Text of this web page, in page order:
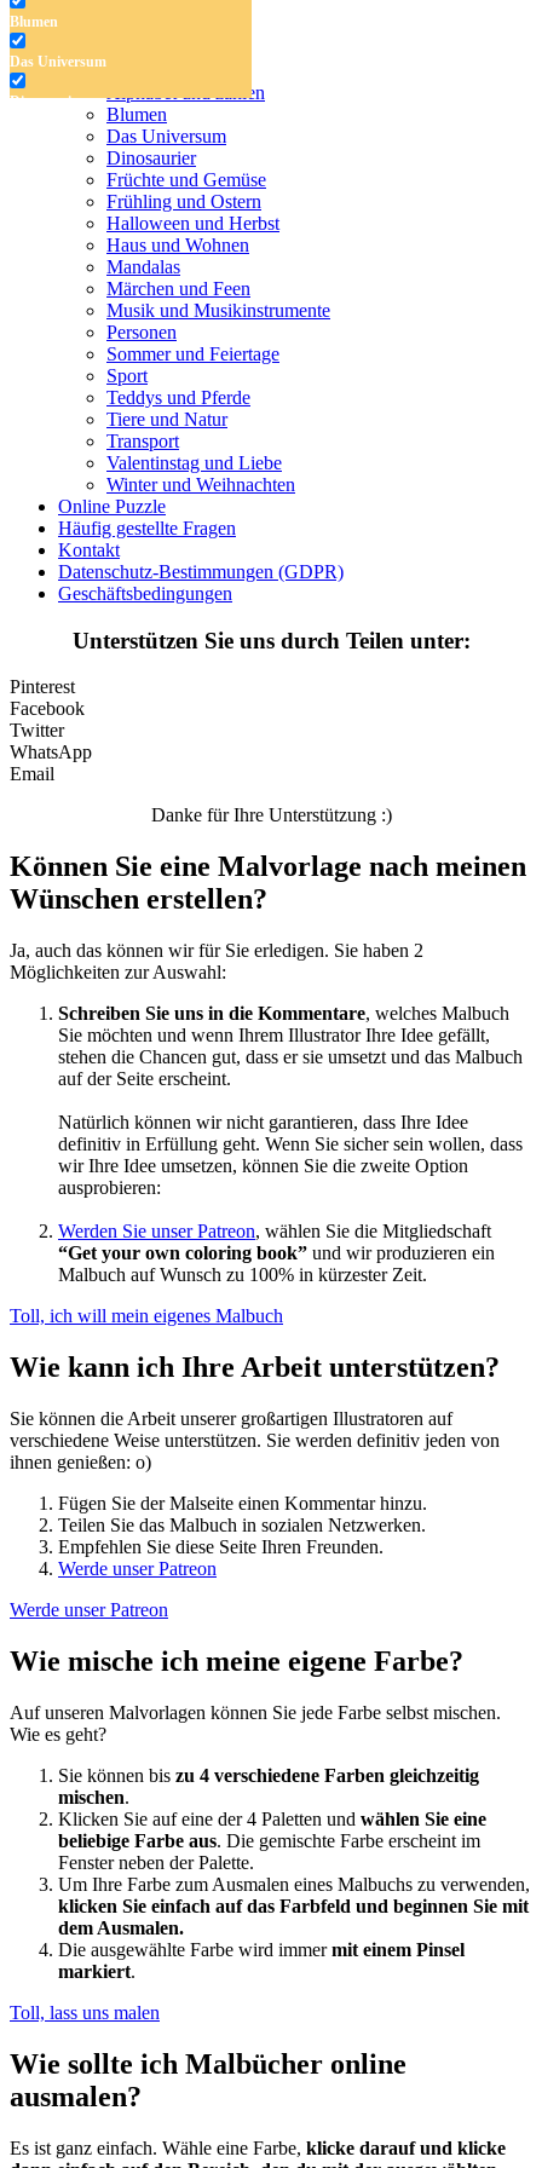
Blumen
Das Universum
Dinosaurier
Früchte und Gemüse
Frühling und Ostern
Halloween und Herbst
Haus und Wohnen
Märchen und Feen
Musik und Musikinstrumente
Sommer und Feiertage
Sport
Teddys und Pferde
Tiere und Natur
Winter und Weihnachten
Nezaradené
Unkategorisiert
Malvorlagen für Kinder
Alphabet und zahlen
Blumen
Das Universum
Dinosaurier
Früchte und Gemüse
Frühling und Ostern
Halloween und Herbst
Haus und Wohnen
Mandalas
Märchen und Feen
Musik und Musikinstrumente
Personen
Sommer und Feiertage
Sport
Teddys und Pferde
Tiere und Natur
Transport
Valentinstag und Liebe
Winter und Weihnachten
Online Puzzle
Häufig gestellte Fragen
Kontakt
Datenschutz-Bestimmungen (GDPR)
Geschäftsbedingungen
Unterstützen Sie uns durch Teilen unter:
Pinterest
Facebook
Twitter
WhatsApp
Email
Danke für Ihre Unterstützung :)
Können Sie eine Malvorlage nach meinen
Wünschen erstellen?
Ja, auch das können wir für Sie erledigen. Sie haben 2
Möglichkeiten zur Auswahl:
Schreiben Sie uns in die Kommentare, welches Malbuch
Sie möchten und wenn Ihrem Illustrator Ihre Idee gefällt,
stehen die Chancen gut, dass er sie umsetzt und das Malbuch
auf der Seite erscheint.
Natürlich können wir nicht garantieren, dass Ihre Idee
definitiv in Erfüllung geht. Wenn Sie sicher sein wollen, dass
wir Ihre Idee umsetzen, können Sie die zweite Option
ausprobieren:
Werden Sie unser Patreon, wählen Sie die Mitgliedschaft
“Get your own coloring book” und wir produzieren ein
Malbuch auf Wunsch zu 100% in kürzester Zeit.
Toll, ich will mein eigenes Malbuch
Wie kann ich Ihre Arbeit unterstützen?
Sie können die Arbeit unserer großartigen Illustratoren auf
verschiedene Weise unterstützen. Sie werden definitiv jeden von
ihnen genießen: o)
Fügen Sie der Malseite einen Kommentar hinzu.
Teilen Sie das Malbuch in sozialen Netzwerken.
Empfehlen Sie diese Seite Ihren Freunden.
Werde unser Patreon
Werde unser Patreon
Wie mische ich meine eigene Farbe?
Auf unseren Malvorlagen können Sie jede Farbe selbst mischen.
Wie es geht?
Sie können bis zu 4 verschiedene Farben gleichzeitig
mischen.
Klicken Sie auf eine der 4 Paletten und wählen Sie eine
beliebige Farbe aus. Die gemischte Farbe erscheint im
Fenster neben der Palette.
Um Ihre Farbe zum Ausmalen eines Malbuchs zu verwenden,
klicken Sie einfach auf das Farbfeld und beginnen Sie mit
dem Ausmalen.
Die ausgewählte Farbe wird immermit einem Pinsel
markiert.
Toll, lass uns malen
Wie sollte ich Malbücher online
ausmalen?
Es ist ganz einfach. Wähle eine Farbe, klicke darauf und klicke